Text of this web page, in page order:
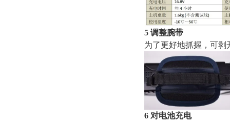
5 调整腕带
为了更好地抓握，可剥
6 对电池充电